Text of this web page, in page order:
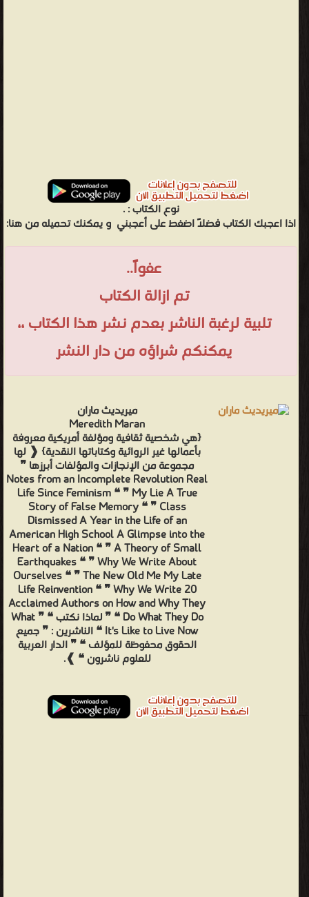
نوع الكتاب :.
اذا اعجبك الكتاب فضلاً اضغط على أعجبني و يمكنك تحميله من هنا:
عفواً..
تم ازالة الكتاب
تلبية لرغبة الناشر بعدم نشر هذا الكتاب ،،
يمكنكم شراؤه من دار النشر
ميريديث ماران
Meredith Maran
{هي شخصية ثقافية ومؤلفة أمريكية معروفة
بأعمالها غير الروائية وكتاباتها النقدية} ❰ لها
مجموعة من الإنجازات والمؤلفات أبرزها ❞
Notes from an Incomplete Revolution Real
Life Since Feminism ❝ ❞ My Lie A True
Story of False Memory ❝ ❞ Class
Dismissed A Year in the Life of an
American High School A Glimpse into the
Heart of a Nation ❝ ❞ A Theory of Small
Earthquakes ❝ ❞ Why We Write About
Ourselves ❝ ❞ The New Old Me My Late
Life Reinvention ❝ ❞ Why We Write 20
Acclaimed Authors on How and Why They
Do What They Do ❝ ❞ لماذا نكتب ❝ ❞ What
It's Like to Live Now ❝ الناشرين : ❞ جميع
الحقوق محفوظة للمؤلف ❝ ❞ الدار العربية
للعلوم ناشرون ❝ ❱.